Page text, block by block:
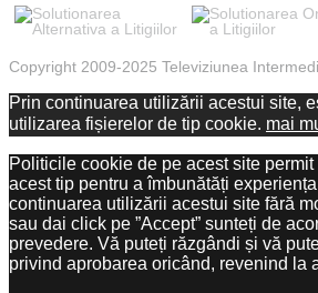
Copyright 2009-2025 Televiziunea
Prin continuarea utilizării acestui site,
utilizarea fișierelor de tip cookie. mai
Politicile cookie de pe acest site
acest tip pentru a îmbunătăți
continuarea utilizării acestui site fără
sau dai click pe ”Accept” sunteți de
prevedere. Vă puteți răzgândi și vă
privind aprobarea oricând, revenind la